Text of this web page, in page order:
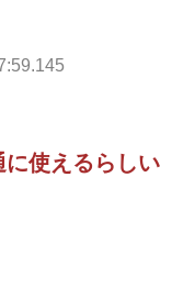
使えるらしい